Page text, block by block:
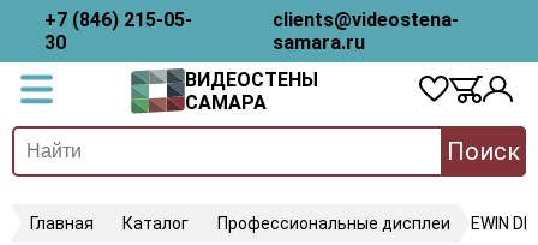
+7 (846) 215-05-
30
clients@videostena-
samara.ru
ВИДЕОСТЕНЫ
САМАРА
Поиск
Главная Каталог Профессиональные дисплеи EWIN